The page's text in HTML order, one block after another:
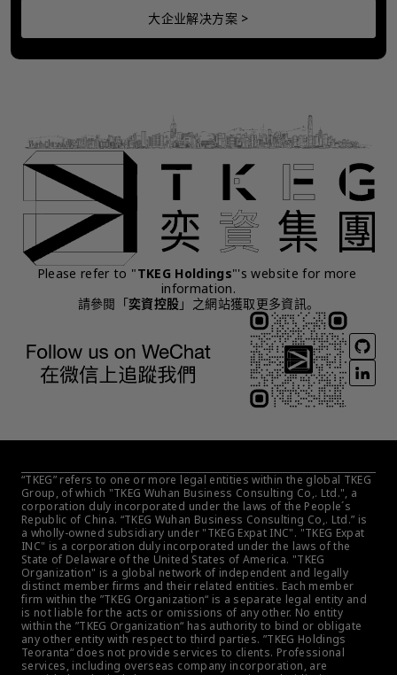
大企业解决方案 >
Please refer to "TKEG Holdings"'s website for more
information.
請參閱「奕資控股 」之網站獲取更多資訊。
“TKEG” refers to one or more legal entities within the global TKEG
Group, of which "TKEG Wuhan Business Consulting Co,. Ltd.", a
corporation duly incorporated under the laws of the People´s
Republic of China. “TKEG Wuhan Business Consulting Co,. Ltd.” is
a wholly-owned subsidiary under "TKEG Expat INC". "TKEG Expat
INC" is a corporation duly incorporated under the laws of the
State of Delaware of the United States of America. "TKEG
Organization" is a global network of independent and legally
distinct member firms and their related entities. Each member
firm within the ”TKEG Organization“ is a separate legal entity and
is not liable for the acts or omissions of any other. No entity
within the ”TKEG Organization“ has authority to bind or obligate
any other entity with respect to third parties. ”TKEG Holdings
Teoranta“ does not provide services to clients. Professional
services, including overseas company incorporation, are